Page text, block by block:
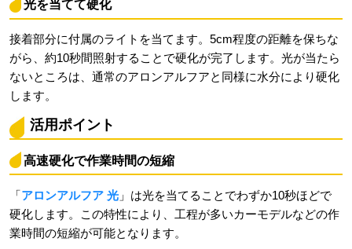
光を当てて硬化
接着部分に付属のライトを当てます。5cm程度の距離を保ちな
がら、約10秒間照射することで硬化が完了します。光が当たら
ないところは、通常のアロンアルフアと同様に水分により硬化
します。
活用ポイント
高速硬化で作業時間の短縮
「アロンアルフア 光」は光を当てることでわずか10秒ほどで
硬化します。この特性により、工程が多いカーモデルなどの作
業時間の短縮が可能となります。